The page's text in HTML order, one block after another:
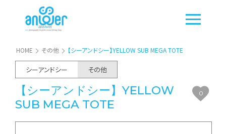
HOME その他 【シーアンドシー】YELLOW SUB MEGA TOTE
シーアンドシー その他
【シーアンドシー】YELLOW
SUB MEGA TOTE
0